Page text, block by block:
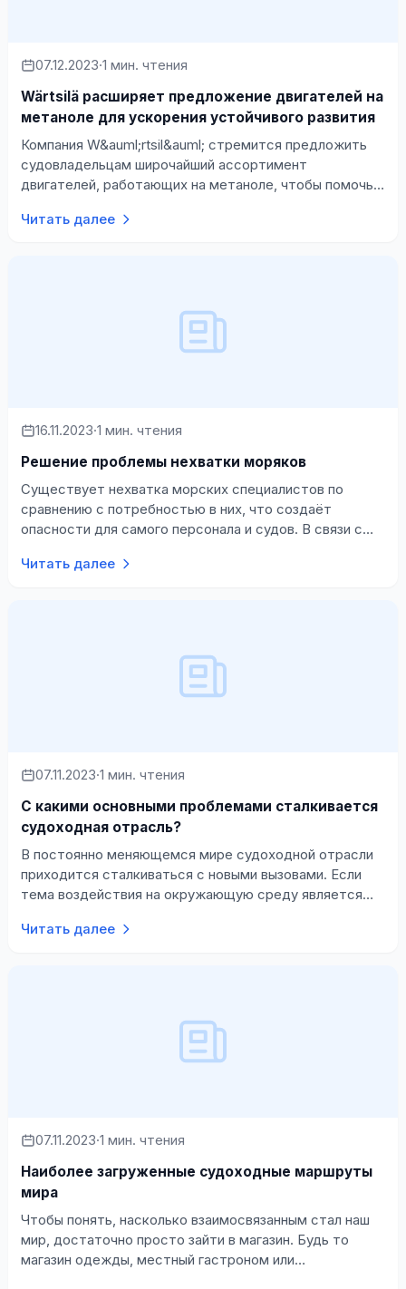
07.12.2023·1 мин. чтения
Wärtsilä расширяет предложение двигателей на
метаноле для ускорения устойчивого развития
Компания W&auml;rtsil&auml; стремится предложить
судовладельцам широчайший ассортимент
двигателей, работающих на метаноле, чтобы помочь
Читать далее
16.11.2023·1 мин. чтения
Решение проблемы нехватки моряков
Существует нехватка морских специалистов по
сравнению с потребностью в них, что создаёт
опасности для самого персонала и судов. В связи с
Читать далее
07.11.2023·1 мин. чтения
С какими основными проблемами сталкивается
судоходная отрасль?
В постоянно меняющемся мире судоходной отрасли
приходится сталкиваться с новыми вызовами. Если
тема воздействия на окружающую среду является
Читать далее
07.11.2023·1 мин. чтения
Наиболее загруженные судоходные маршруты
мира
Чтобы понять, насколько взаимосвязанным стал наш
мир, достаточно просто зайти в магазин. Будь то
магазин одежды, местный гастроном или